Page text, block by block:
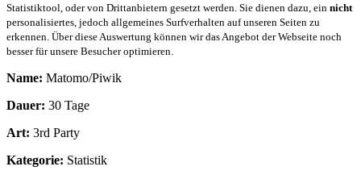
Statistiktool, oder von Drittanbietern gesetzt werden. Sie dienen dazu, ein nicht
personalisiertes, jedoch allgemeines Surfverhalten auf unseren Seiten zu
erkennen. Über diese Auswertung können wir das Angebot der Webseite noch
besser für unsere Besucher optimieren.
Name: Matomo/Piwik
Dauer: 30 Tage
Art: 3rd Party
Kategorie: Statistik